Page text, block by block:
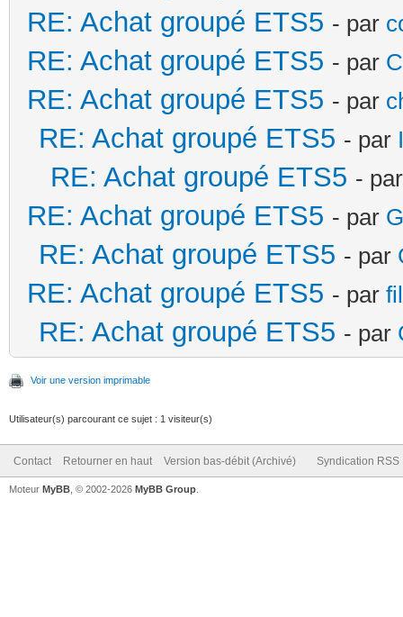
RE: Achat groupé ETS5 - par
RE: Achat groupé ETS5 - par
RE: Achat groupé ETS5 - par
RE: Achat groupé ETS5 - par
RE: Achat groupé ETS5 -
RE: Achat groupé ETS5 - par
RE: Achat groupé ETS5 - par
RE: Achat groupé ETS5 - par
RE: Achat groupé ETS5 - par
Voir une version imprimable
Utilisateur(s) parcourant ce sujet : 1 visiteur(s)
Contact Retourner en haut Version bas-débit (Archivé) Syndication RSS
Moteur MyBB , © 2002-2026 MyBB Group